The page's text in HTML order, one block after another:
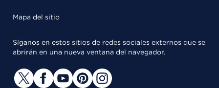
Mapa del sitio
Síganos en estos sitios de redes sociales externos que se
abrirán en una nueva ventana del navegador.